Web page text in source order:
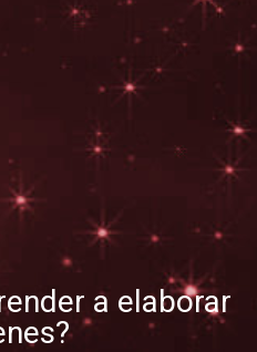
a elaborar